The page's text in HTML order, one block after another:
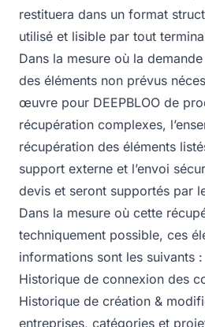
restituera dans un format
utilisé et lisible par tout
Dans la mesure où la
des éléments non prévus
œuvre pour DEEPBLOO de
récupération complexes,
récupération des éléments
support externe et l’envoi
devis et seront supportés par
Dans la mesure où cette
techniquement possible, ces
informations sont les suivants :
Historique de connexion des
Historique de création &
entreprises, catégories et